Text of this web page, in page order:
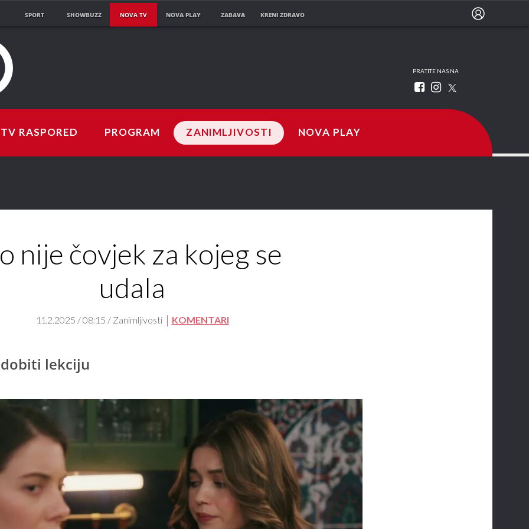
SPORT SHOWBUZZ NOVA TV NOVA PLAY ZABAVA KRENI ZDRAVO
PRATITE NAS NA
TV RASPORED PROGRAM ZANIMLJIVOSTI NOVA PLAY
nije čovjek za kojeg se
udala
11.2.2025 / 08:15 / Zanimljivosti KOMENTARI
lekciju